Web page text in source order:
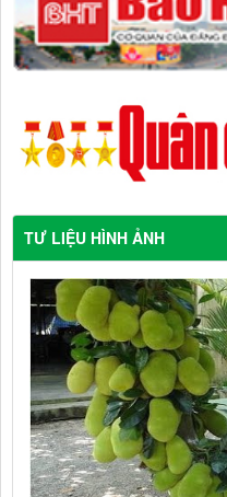
TƯ LIỆU HÌNH ẢNH